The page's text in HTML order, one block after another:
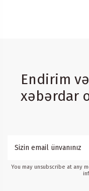
Endirim
xəbərdar
You may unsubscribe at any